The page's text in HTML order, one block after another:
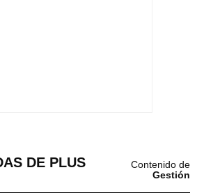
DE PLUS
Contenido de
Gestión